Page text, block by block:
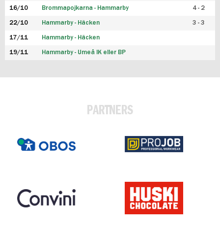
16/10 Brommapojkarna - Hammarby 4 - 2
22/10 Hammarby - Häcken 3 - 3
17/11 Hammarby - Häcken
19/11 Hammarby - Umeå IK eller BP
PARTNERS